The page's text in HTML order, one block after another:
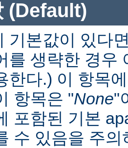
(Default)
기본값이 있다
를 생략한 경우
한다.) 이 항목
항목은 "None"
포함된 기본
수 있음을 주의